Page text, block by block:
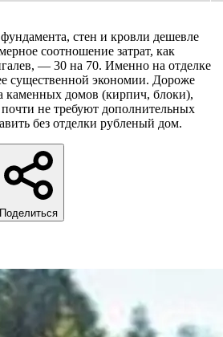
стен и кровли дешевле
соотношение затрат, как
— 30 на 70. Именно на отделке
существенной экономии. Дороже
каменных домов (кирпич, блоки),
почти не требуют дополнительных
без отделки рубленый дом.
Поделиться